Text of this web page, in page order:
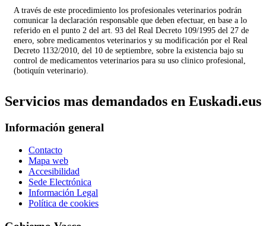
A través de este procedimiento los profesionales veterinarios podrán
comunicar la declaración responsable que deben efectuar, en base a lo
referido en el punto 2 del art. 93 del Real Decreto 109/1995 del 27 de
enero, sobre medicamentos veterinarios y su modificación por el Real
Decreto 1132/2010, del 10 de septiembre, sobre la existencia bajo su
control de medicamentos veterinarios para su uso clinico profesional,
(botiquín veterinario).
Servicios mas demandados en Euskadi.eus
Información general
Contacto
Mapa web
Accesibilidad
Sede Electrónica
Información Legal
Política de cookies